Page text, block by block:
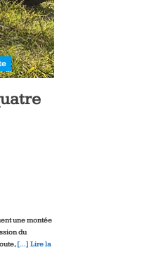
une montée
du
[…] Lire la